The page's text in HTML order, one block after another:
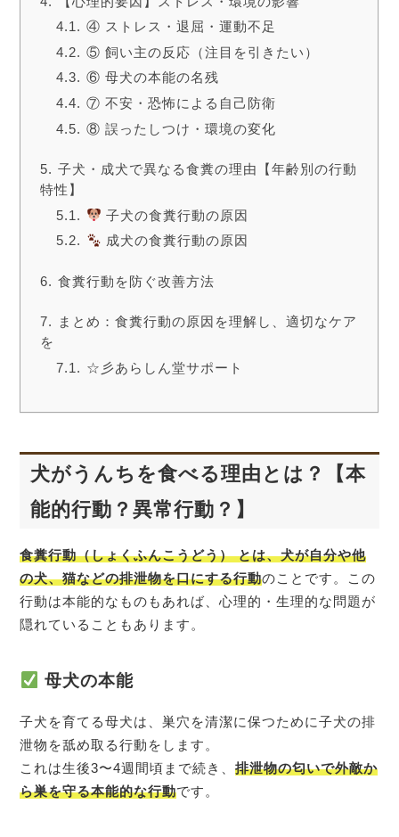
④ ストレス・退屈・運動不足
⑤ 飼い主の反応（注目を引きたい）
⑥ 母犬の本能の名残
⑦ 不安・恐怖による自己防衛
⑧ 誤ったしつけ・環境の変化
子犬・成犬で異なる食糞の理由【年齢別の行動
特性】
子犬の食糞行動の原因
成犬の食糞行動の原因
食糞行動を防ぐ改善方法
まとめ：食糞行動の原因を理解し、適切なケア
を
☆彡あらしん堂サポート
犬がうんちを食べる理由とは？【本
能的行動？異常行動？】
食糞行動（しょくふんこうどう） とは、犬が自分や他
の犬、猫などの排泄物を口にする行動のことです。この
行動は本能的なものもあれば、心理的・生理的な問題が
隠れていることもあります。
母犬の本能
子犬を育てる母犬は、巣穴を清潔に保つために子犬の排
泄物を舐め取る行動をします。
これは生後3〜4週間頃まで続き、排泄物の匂いで外敵か
ら巣を守る本能的な行動です。